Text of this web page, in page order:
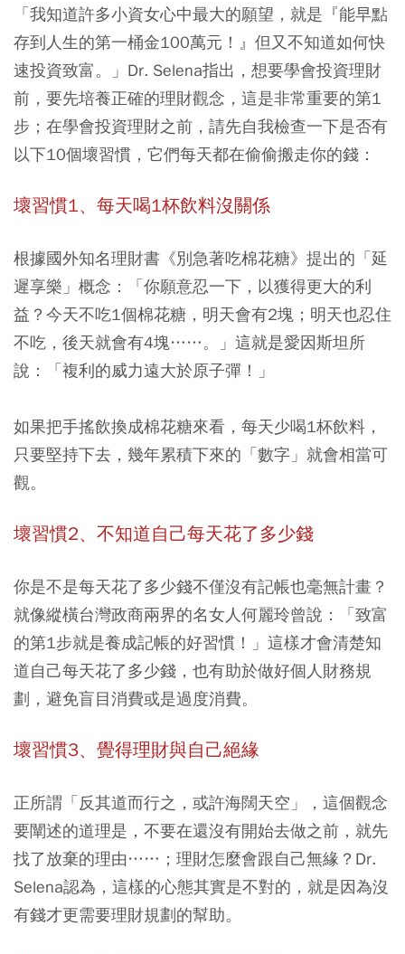
「我知道許多小資女心中最大的願望，就是『能早點
存到人生的第一桶金100萬元！』但又不知道如何快
速投資致富。」Dr. Selena指出，想要學會投資理財
前，要先培養正確的理財觀念，這是非常重要的第1
步；在學會投資理財之前，請先自我檢查一下是否有
以下10個壞習慣，它們每天都在偷偷搬走你的錢：
壞習慣1、每天喝1杯飲料沒關係
根據國外知名理財書《別急著吃棉花糖》提出的「延
遲享樂」概念：「你願意忍一下，以獲得更大的利
益？今天不吃1個棉花糖，明天會有2塊；明天也忍住
不吃，後天就會有4塊……。」這就是愛因斯坦所
說：「複利的威力遠大於原子彈！」
如果把手搖飲換成棉花糖來看，每天少喝1杯飲料，
只要堅持下去，幾年累積下來的「數字」就會相當可
觀。
壞習慣2、不知道自己每天花了多少錢
你是不是每天花了多少錢不僅沒有記帳也毫無計畫？
就像縱橫台灣政商兩界的名女人何麗玲曾說：「致富
的第1步就是養成記帳的好習慣！」這樣才會清楚知
道自己每天花了多少錢，也有助於做好個人財務規
劃，避免盲目消費或是過度消費。
壞習慣3、覺得理財與自己絕緣
正所謂「反其道而行之，或許海闊天空」，這個觀念
要闡述的道理是，不要在還沒有開始去做之前，就先
找了放棄的理由……；理財怎麼會跟自己無緣？Dr.
Selena認為，這樣的心態其實是不對的，就是因為沒
有錢才更需要理財規劃的幫助。